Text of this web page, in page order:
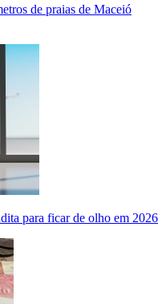
de praias de Maceió
para ficar de olho em 2026